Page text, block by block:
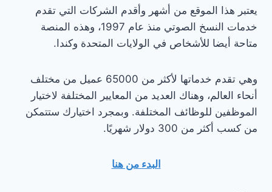
يعتبر هذا الموقع من أشهر وأقدم الشركات التي تقدم
خدمات النسخ الصوتي منذ عام 1997، وهذه المنصة
متاحة أيضا للأشخاص في الولايات المتحدة وكندا.
وهي تقدم خدماتها لأكثر من 65000 عميل من مختلف
أنحاء العالم، وهناك العديد من المعايير المختلفة لاختيار
الموظفين للوظائف المختلفة. وبمجرد اختيارك ستتمكن
من كسب أكثر من 300 دولار شهريًا.
البدء من هنا